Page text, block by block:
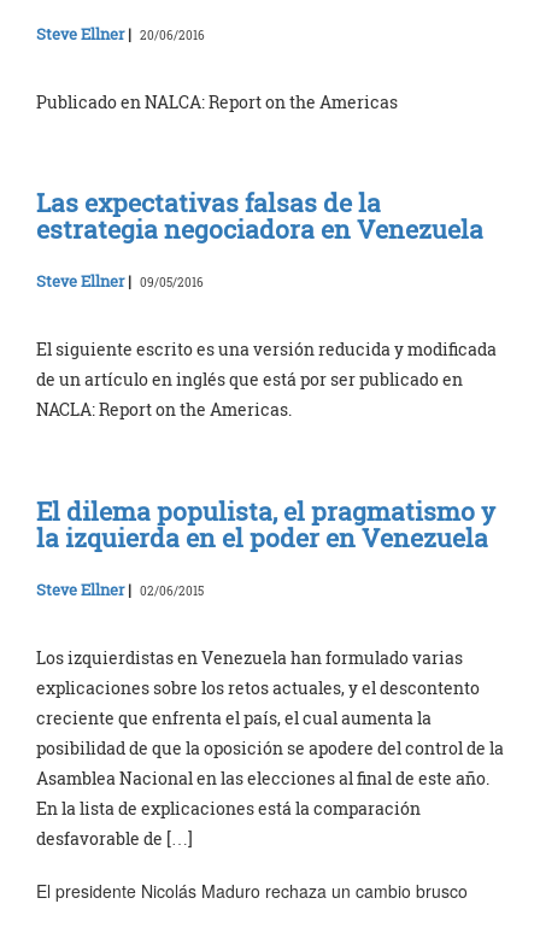
Steve Ellner| 20/06/2016
Publicado en NALCA: Report on the Americas
Las expectativas falsas de la
estrategia negociadora en Venezuela
Steve Ellner| 09/05/2016
El siguiente escrito es una versión reducida y modificada
de un artículo en inglés que está por ser publicado en
NACLA: Report on the Americas.
El dilema populista, el pragmatismo y
la izquierda en el poder en Venezuela
Steve Ellner| 02/06/2015
Los izquierdistas en Venezuela han formulado varias
explicaciones sobre los retos actuales, y el descontento
creciente que enfrenta el país, el cual aumenta la
posibilidad de que la oposición se apodere del control de la
Asamblea Nacional en las elecciones al final de este año.
En la lista de explicaciones está la comparación
desfavorable de […]
El presidente Nicolás Maduro rechaza un cambio brusco